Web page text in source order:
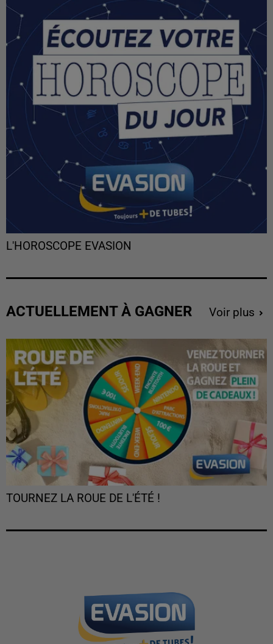
L'HOROSCOPE EVASION
ACTUELLEMENT À GAGNER Voir plus
TOURNEZ LA ROUE DE L'ÉTÉ !